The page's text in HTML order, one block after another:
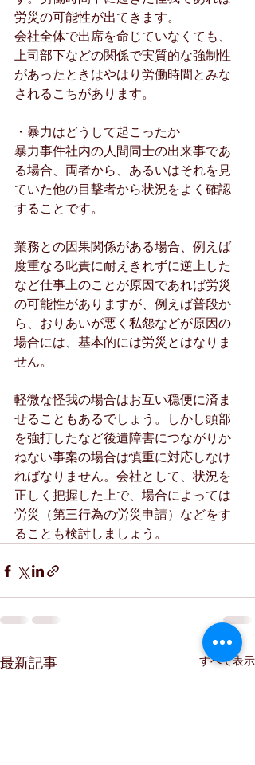
労災の可能性が出てきます。
会社全体で出席を命じていなくても、
上司部下などの関係で実質的な強制性
があったときはやはり労働時間とみな
されるこちがあります。
・暴力はどうして起こったか
暴力事件社内の人間同士の出来事であ
る場合、両者から、あるいはそれを見
ていた他の目撃者から状況をよく確認
することです。
業務との因果関係がある場合、例えば
度重なる叱責に耐えきれずに逆上した
など仕事上のことが原因であれば労災
の可能性がありますが、例えば普段か
ら、おりあいが悪く私怨などが原因の
場合には、基本的には労災とはなりま
せん。
軽微な怪我の場合はお互い穏便に済ま
せることもあるでしょう。しかし頭部
を強打したなど後遺障害につながりか
ねない事案の場合は慎重に対応しなけ
ればなりません。会社として、状況を
正しく把握した上で、場合によっては
労災（第三行為の労災申請）などをす
ることも検討しましょう。
最新記事 すべて表示